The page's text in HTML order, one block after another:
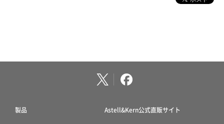
製品 Astell&Kern公式直販サイト